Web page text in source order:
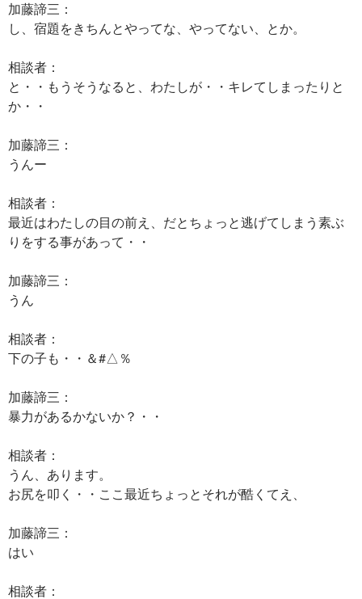
加藤諦三：
し、宿題をきちんとやってな、やってない、とか。
相談者：
と・・もうそうなると、わたしが・・キレてしまったりと
か・・
加藤諦三：
うんー
相談者：
最近はわたしの目の前え、だとちょっと逃げてしまう素ぶ
りをする事があって・・
加藤諦三：
うん
相談者：
下の子も・・＆#△％
加藤諦三：
暴力があるかないか？・・
相談者：
うん、あります。
お尻を叩く・・ここ最近ちょっとそれが酷くてえ、
加藤諦三：
はい
相談者：